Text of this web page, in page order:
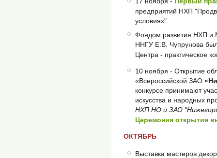
предприятий НХП
условиях".
Фондом развития НХП и
ННГУ Е.В. Чупрунова
Центра - практическое
10 ноября - Открытие
«Всероссийской ЗАО
конкурсе принимают
искусства и народных
НХП НО и ЗАО
Церемония открытия
ОКТЯБРЬ
Выставка мастеров